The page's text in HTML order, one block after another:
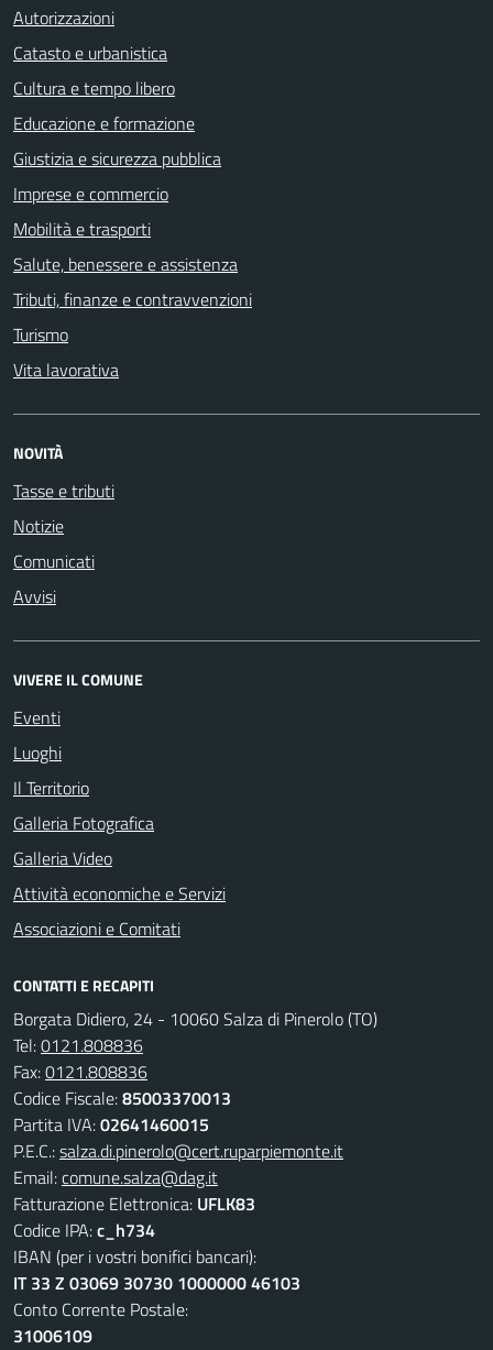
Autorizzazioni
Catasto e urbanistica
Cultura e tempo libero
Educazione e formazione
Giustizia e sicurezza pubblica
Imprese e commercio
Mobilità e trasporti
Salute, benessere e assistenza
Tributi, finanze e contravvenzioni
Turismo
Vita lavorativa
NOVITÀ
Tasse e tributi
Notizie
Comunicati
Avvisi
VIVERE IL COMUNE
Eventi
Luoghi
Il Territorio
Galleria Fotografica
Galleria Video
Attività economiche e Servizi
Associazioni e Comitati
CONTATTI E RECAPITI
Borgata Didiero, 24 - 10060 Salza di Pinerolo (TO)
Tel:0121.808836
Fax:0121.808836
Codice Fiscale:85003370013
Partita IVA:02641460015
P.E.C.:salza.di.pinerolo@cert.ruparpiemonte.it
Email:comune.salza@dag.it
Fatturazione Elettronica: UFLK83
Codice IPA:c_h734
IBAN (per i vostri bonifici bancari):
IT 33 Z 03069 30730 1000000 46103
Conto Corrente Postale:
31006109